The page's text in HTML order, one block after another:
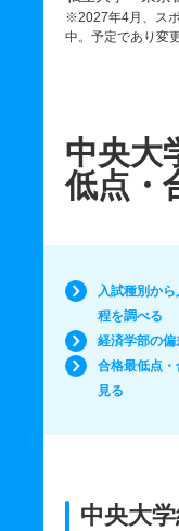
※2027年4月、ス
中。予定であり変
中央大
低点・
入試種別から
程を調べる
経済学部の偏
合格最低点
見る
中央大